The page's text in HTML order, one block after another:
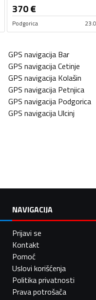
370€
Podgorica
GPS navigacija Bar
GPS navigacijaCetinje
GPS navigacija Kolašin
GPS navigacija Petnjica
GPS navigacija Podgorica
GPS navigacijaUlcinj
NAVIGACIJA
Prijavi se
Kontakt
Pomoć
Uslovi korišćenja
Politika privatnosti
Prava potrošača